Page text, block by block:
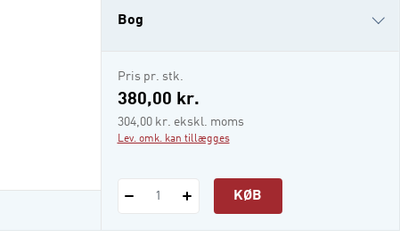
Bog
i-bog
Pris pr. stk.
380,00 kr.
304,00 kr. ekskl. moms
Lev. omk. kan tillægges
1 KØB